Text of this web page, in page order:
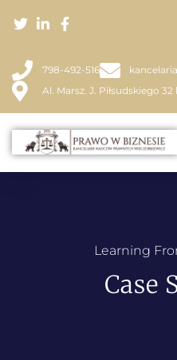
798-492-516
Al. Marsz. J. Piłsudskiego
Learning
Case